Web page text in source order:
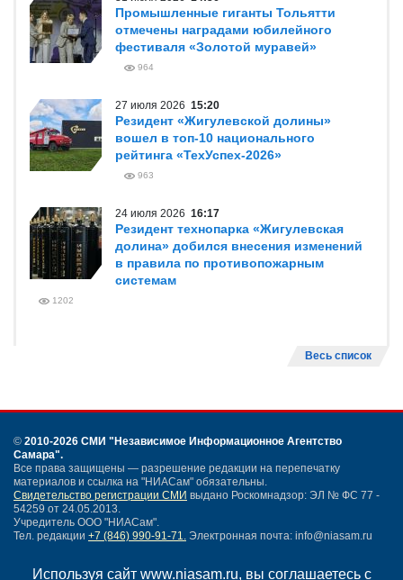
Используя сайт www.niasam.ru, вы соглашаетесь с
Промышленные гиганты Тольятти
отмечены наградами юбилейного
фестиваля «Золотой муравей»
964
27 июля 2026 15:20
Резидент «Жигулевской долины»
вошел в топ-10 национального
рейтинга «ТехУспех-2026»
963
24 июля 2026 16:17
Резидент технопарка «Жигулевская
долина» добился внесения изменений
в правила по противопожарным
системам
1202
Весь список
© 2010-2026 СМИ "Независимое Информационное Агентство
Самара".
Все права защищены — разрешение редакции на перепечатку
материалов и ссылка на "НИАСам" обязательны.
Свидетельство регистрации СМИ выдано Роскомнадзор: ЭЛ № ФС 77 -
54259 от 24.05.2013.
Учредитель ООО "НИАСам".
Тел. редакции +7 (846) 990-91-71. Электронная почта: info@niasam.ru